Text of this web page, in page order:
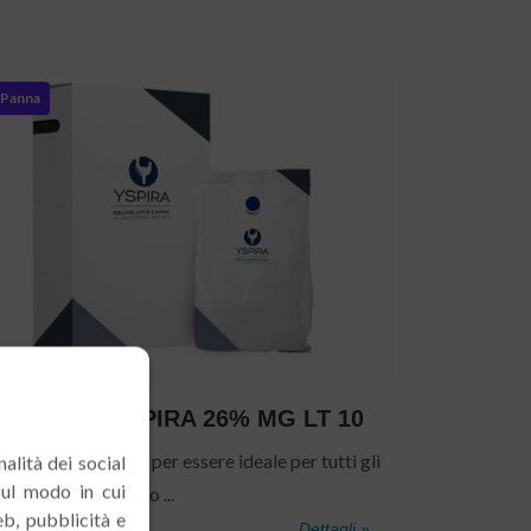
Panna
UHT YSPIRA 26% MG LT 10
studiata per essere ideale per tutti gli
il punto di incontro ...
dei social
modo in cui
pubblicità e